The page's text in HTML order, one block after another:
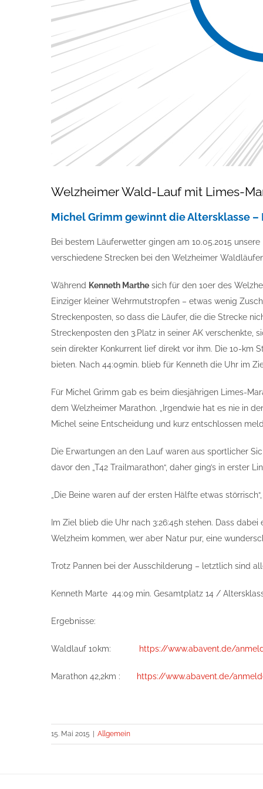
Welzheimer Wald-Lauf mit Limes-
Michel Grimm gewinnt die Altersklasse
Bei bestem Läuferwetter gingen am 10.05.2015
verschiedene Strecken bei den Welzheimer
Während Kenneth Marthe sich für den 10er des
Einziger kleiner Wehrmutstropfen – etwas wenig
Streckenposten, so dass die Läufer, die die Strecke
Streckenposten den 3.Platz in seiner AK verschenkte,
sein direkter Konkurrent lief direkt vor ihm. Die 10-km
bieten. Nach 44:09min. blieb für Kenneth die Uhr im
Für Michel Grimm gab es beim diesjährigen Limes-
dem Welzheimer Marathon. „Irgendwie hat es nie in
Michel seine Entscheidung und kurz entschlossen
Die Erwartungen an den Lauf waren aus sportlicher
davor den „T42 Trailmarathon“, daher ging’s in erster
„Die Beine waren auf der ersten Hälfte etwas
Im Ziel blieb die Uhr nach 3:26:45h stehen. Dass
Welzheim kommen, wer aber Natur pur, eine
Trotz Pannen bei der Ausschilderung – letztlich sind
Kenneth Marte 44:09 min. Gesamtplatz 14 /
Ergebnisse:
Waldlauf 10km: https://www.abavent.de/
Marathon 42,2km : https://www.abavent.de/
15. Mai 2015 Allgemein